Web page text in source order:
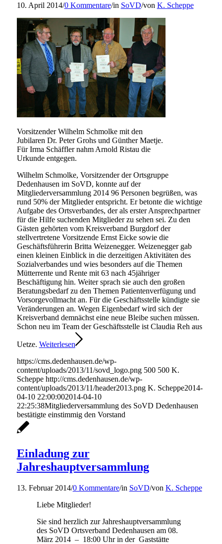
10. April 2014/0 Kommentare/in SoVD/von K. Scheppe
Vorsitzender Wilhelm Schmolke mit den
Jubilaren Dr. Peter Grohs und Günther Maetje.
Für Irma Schäffler nahm Arnold Ristau die
Urkunde entgegen.
Wilhelm Schmolke, Vorsitzender der Ortsgruppe
Dedenhausen im SoVD, konnte auf der
Mitgliederversammlung 2014 96 Personen begrüßen, was
rund 50% der Mitglieder entspricht. Er betonte die wichtige
Aufgabe des Ortsverbandes, der als erster Ansprechpartner
für die Hilfe suchenden Mitglieder zu sehen sei. Zu den
Gästen gehörten vom Kreisverband Burgdorf der
stellvertretene Vorsitzende Ernst Eicke sowie die
Geschäftsführerin Britta Weizenegger. Weizenegger gab
einen kleinen Einblick in die derzeitigen Aktivitäten des
Sozialverbandes und wies besonders auf die Themen
Mütterrente und Rente mit 63 nach 45jähriger
Beschäftigung hin. Weiter sprach sie auch den großen
Beratungsbedarf zu den Themen Patientenverfügung und
Vorsorgevollmacht an. Für die Geschäftsstelle kündigte sie
Veränderungen an. Wegen Eigenbedarf wird sich der
Kreisverband demnächst eine neue Bleibe suchen müssen.
Schon neu im Team der Geschäftsstelle ist Claudia Reh aus
Uetze. Weiterlesen
https://cms.dedenhausen.de/wp-
content/uploads/2013/11/sovd_logo.png 500 500 K.
Scheppe http://cms.dedenhausen.de/wp-
content/uploads/2013/11/header2013.png K. Scheppe2014-
04-10 22:00:002014-04-10
22:25:38Mitgliederversammlung des SoVD Dedenhausen
bestätigte einstimmig den Vorstand
Einladung zur
Jahreshauptversammlung
13. Februar 2014/0 Kommentare/in SoVD/von K. Scheppe
Liebe Mitglieder!
Sie sind herzlich zur Jahreshauptversammlung
des SoVD Ortsverband Dedenhausen am 08.
März 2014 – 18:00 Uhr in der Gaststätte